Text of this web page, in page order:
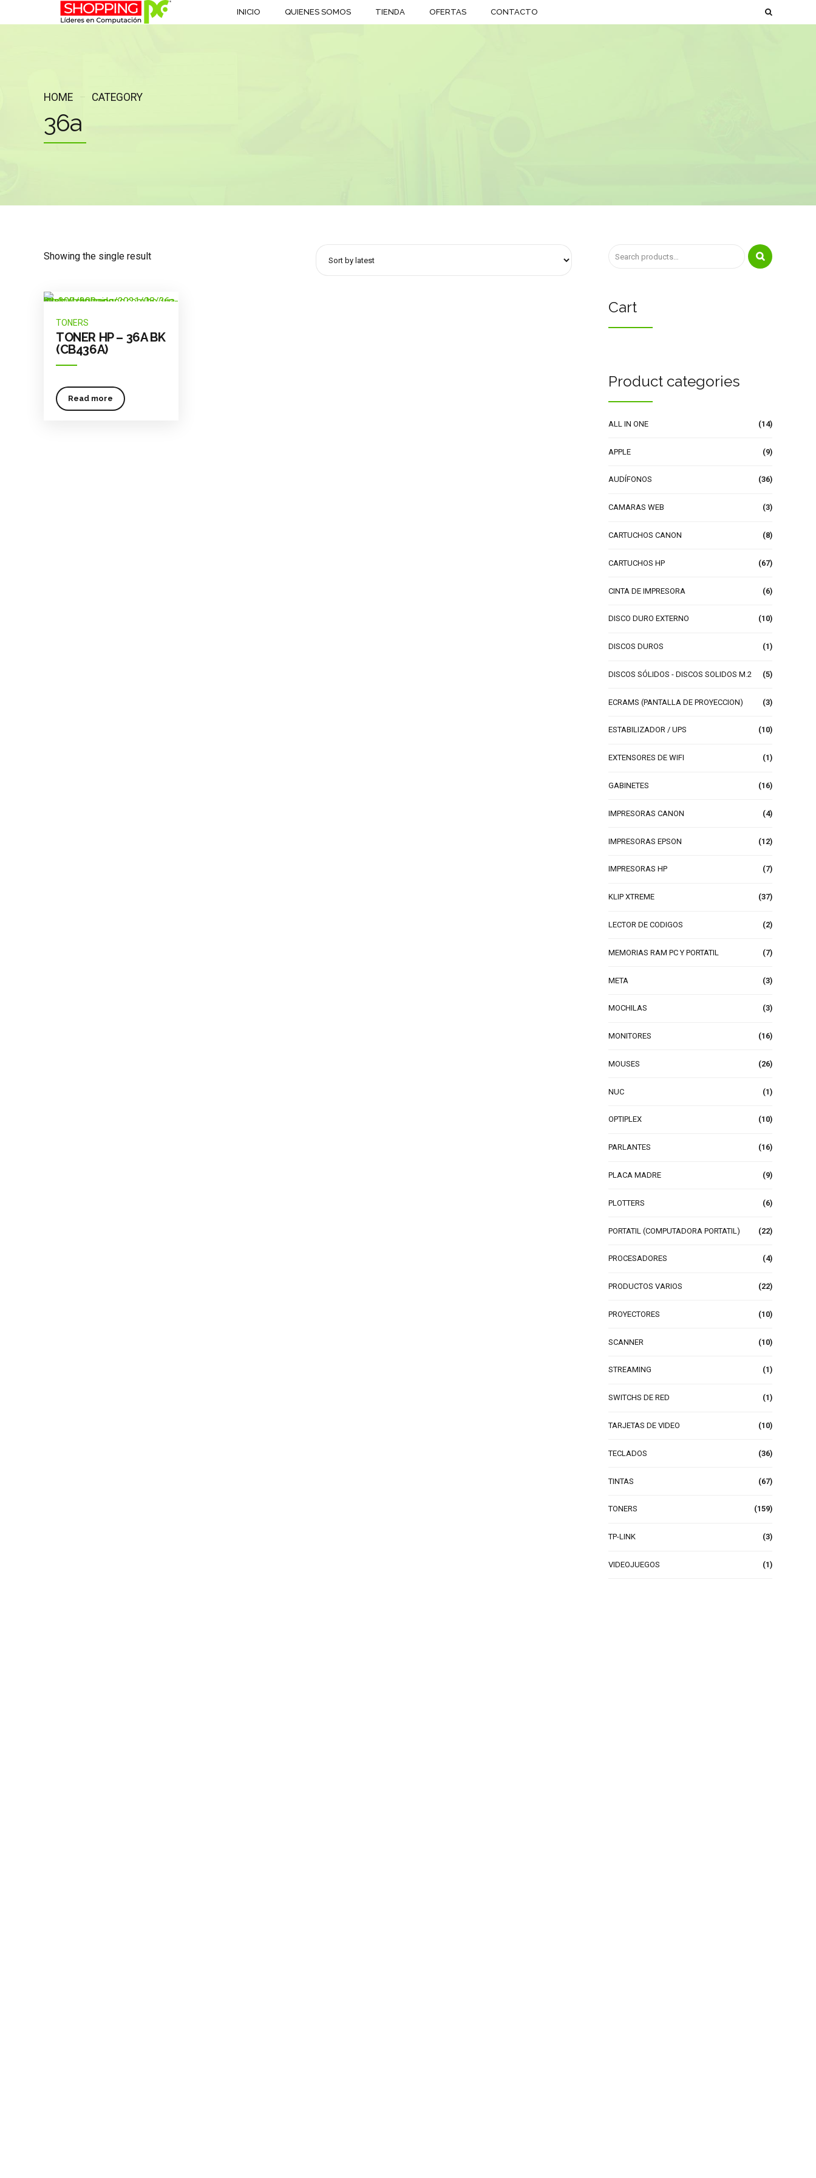
INICIO QUIENES SOMOS TIENDA OFERTAS CONTACTO
HOME CATEGORY
36a
Showing the single result
TONERS
TONER HP – 36A BK
(CB436A)
Read more
Cart
Product categories
ALL IN ONE (14)
APPLE (9)
AUDÍFONOS (36)
CAMARAS WEB (3)
CARTUCHOS CANON (8)
CARTUCHOS HP (67)
CINTA DE IMPRESORA (6)
DISCO DURO EXTERNO (10)
DISCOS DUROS (1)
DISCOS SÓLIDOS - DISCOS SOLIDOS M.2 (5)
ECRAMS (PANTALLA DE PROYECCION) (3)
ESTABILIZADOR / UPS (10)
EXTENSORES DE WIFI (1)
GABINETES (16)
IMPRESORAS CANON (4)
IMPRESORAS EPSON (12)
IMPRESORAS HP (7)
KLIP XTREME (37)
LECTOR DE CODIGOS (2)
MEMORIAS RAM PC Y PORTATIL (7)
META (3)
MOCHILAS (3)
MONITORES (16)
MOUSES (26)
NUC (1)
OPTIPLEX (10)
PARLANTES (16)
PLACA MADRE (9)
PLOTTERS (6)
PORTATIL (COMPUTADORA PORTATIL) (22)
PROCESADORES (4)
PRODUCTOS VARIOS (22)
PROYECTORES (10)
SCANNER (10)
STREAMING (1)
SWITCHS DE RED (1)
TARJETAS DE VIDEO (10)
TECLADOS (36)
TINTAS (67)
TONERS (159)
TP-LINK (3)
VIDEOJUEGOS (1)